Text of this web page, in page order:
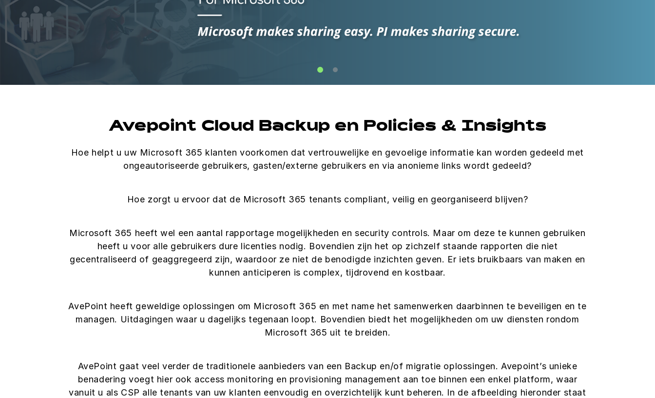
Avepoint Cloud Backup en Policies & Insights
Hoe helpt u uw Microsoft 365 klanten voorkomen dat vertrouwelijke en gevoelige informatie kan worden gedeeld met
ongeautoriseerde gebruikers, gasten/externe gebruikers en via anonieme links wordt gedeeld?
Hoe zorgt u ervoor dat de Microsoft 365 tenants compliant, veilig en georganiseerd blijven?
Microsoft 365 heeft wel een aantal rapportage mogelijkheden en security controls. Maar om deze te kunnen gebruiken
heeft u voor alle gebruikers dure licenties nodig. Bovendien zijn het op zichzelf staande rapporten die niet
gecentraliseerd of geaggregeerd zijn, waardoor ze niet de benodigde inzichten geven. Er iets bruikbaars van maken en
kunnen anticiperen is complex, tijdrovend en kostbaar.
AvePoint heeft geweldige oplossingen om Microsoft 365 en met name het samenwerken daarbinnen te beveiligen en te
managen. Uitdagingen waar u dagelijks tegenaan loopt. Bovendien biedt het mogelijkheden om uw diensten rondom
Microsoft 365 uit te breiden.
AvePoint gaat veel verder de traditionele aanbieders van een Backup en/of migratie oplossingen. Avepoint’s unieke
benadering voegt hier ook access monitoring en provisioning management aan toe binnen een enkel platform, waar
vanuit u als CSP alle tenants van uw klanten eenvoudig en overzichtelijk kunt beheren. In de afbeelding hieronder staat